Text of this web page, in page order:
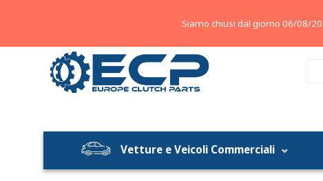
Vetture e Veicoli Commerciali
Siamo chiusi dal giorno 06/08/